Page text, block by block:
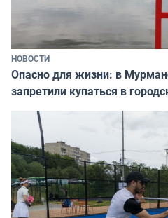
НОВОСТИ
Опасно для жизни: в
запретили купаться в